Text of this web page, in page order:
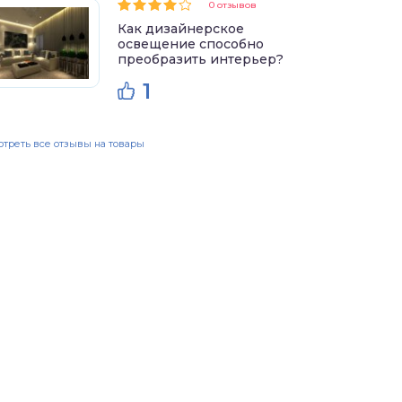
0 отзывов
Как дизайнерское
освещение способно
преобразить интерьер?
1
все отзывы на товары